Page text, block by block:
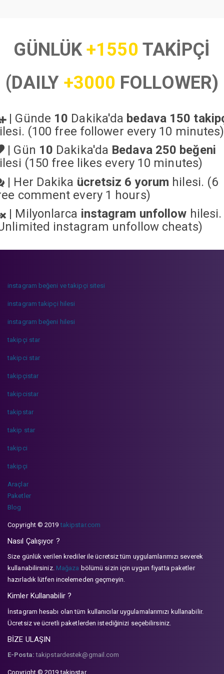
GÜNLÜK+1550 TAKİPÇİ
(DAILY +3000 FOLLOWER)
| Günde 10 Dakika'da bedava 150
(100 free follower every 10 minutes)
| Gün 10 Dakika'da Bedava 250 beğeni
(150 free likes every 10 minutes)
| Her Dakika ücretsiz 6 yorum hilesi. (6
comment every 1 hours)
| Milyonlarca instagram unfollow hilesi.
instagram unfollow cheats)
instagram beğeni ve takipçi sitesi
instagram takipçi hilesi
instagram beğeni hilesi
takipçi star
takipci star
takipçistar
takipcistar
takipstar
takip star
takipci
takipçi
Araçlar
Paketler
Blog
Copyright © 2019takipstar.com
Nasıl Çalışıyor ?
Size günlük verilen krediler ile ücretsiz tüm uygulamlarımızı severek
kullanabilirsiniz. Mağaza bölümü sizin için uygun fiyatta paketler
hazırladık lütfen incelemeden geçmeyin.
Kimler Kullanabilir ?
İnstagram hesabı olan tüm kullanıcılar uygulamalarımızı kullanabilir.
Ücretsiz ve ücretli paketlerden istediğinizi seçebilirsiniz.
BİZE ULAŞIN
E-Posta: takipstardestek@gmail.com
Copyright © 2019 takipstar.